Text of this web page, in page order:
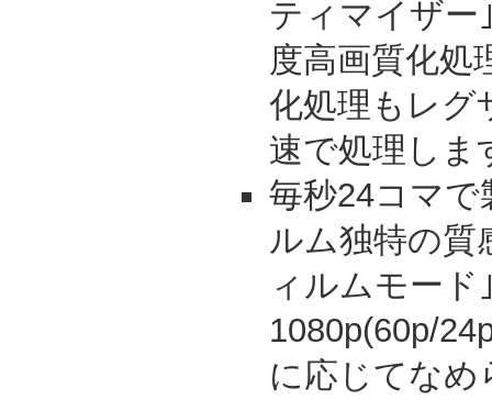
ティマイザー
度高画質化処
化処理もレグ
速で処理しま
毎秒24コマ
ルム独特の質
ィルムモード
1080p(60p/
に応じてなめ